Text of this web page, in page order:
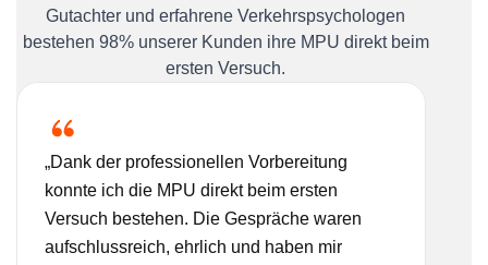
Gutachter und erfahrene Verkehrspsychologen
bestehen 98% unserer Kunden ihre MPU direkt beim
ersten Versuch.
„Dank der professionellen Vorbereitung
konnte ich die MPU direkt beim ersten
Versuch bestehen. Die Gespräche waren
aufschlussreich, ehrlich und haben mir